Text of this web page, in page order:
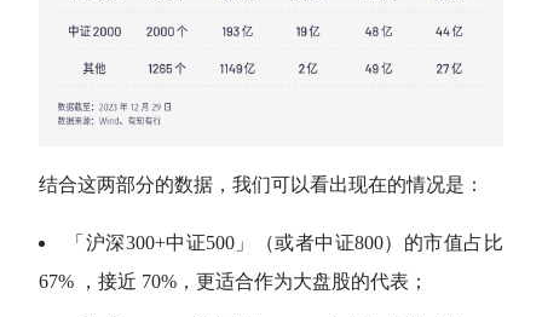
结合这两部分的数据，我们可以看出现在的情况是：
「 沪深300+中证500 」（或者中证800）的市值占比
67% ，接近 70%，更适合作为大盘股的代表；